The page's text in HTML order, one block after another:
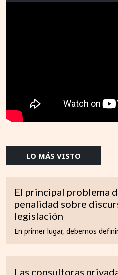
LO MÁS VISTO
El principal problema
penalidad sobre
legislación
En primer lugar, debemos
Las consultoras